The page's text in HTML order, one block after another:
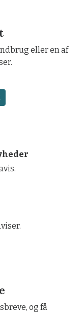
eller en af
og få